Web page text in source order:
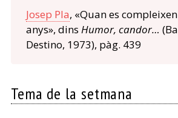
Josep Pla, «Quan es
anys», dins Humor, candor…
Destino, 1973), pàg. 439
Tema de la setmana